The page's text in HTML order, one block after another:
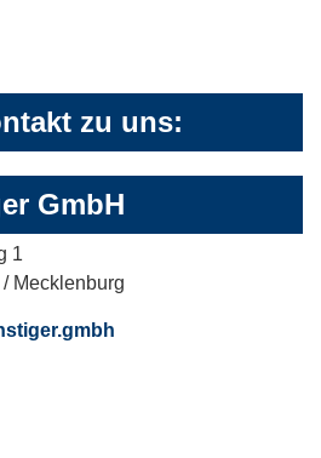
zu uns:
GmbH
1
Mecklenburg